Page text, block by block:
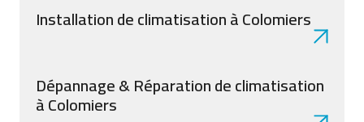
Installation de climatisation à Colomiers
Dépannage & Réparation de climatisation
à Colomiers